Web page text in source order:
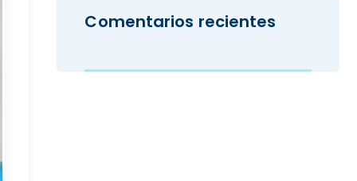
Comentarios recientes